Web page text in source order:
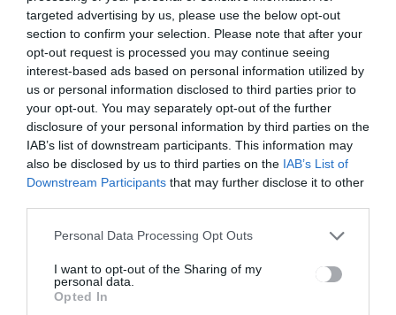
targeted advertising by us, please use the below opt-out
section to confirm your selection. Please note that after your
opt-out request is processed you may continue seeing
interest-based ads based on personal information utilized by
us or personal information disclosed to third parties prior to
your opt-out. You may separately opt-out of the further
disclosure of your personal information by third parties on the
IAB’s list of downstream participants. This information may
also be disclosed by us to third parties on the IAB’s List of
Downstream Participants that may further disclose it to other
Personal Data Processing Opt Outs
I want to opt-out of the Sharing of my
personal data.
Opted In
Magyari
nyílt napja
Csíkszeredá
ban!
Nemzetközi
Fogathajtó
Versenyről!
Ez is érdekelheti
Februártól drágább
gázszámlákra számíthatnak a
gyergyószentmiklósiak